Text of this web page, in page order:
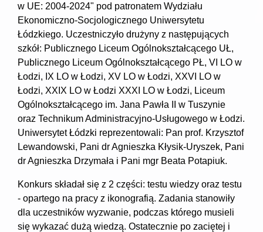
w UE: 2004-2024" pod patronatem Wydziału
Ekonomiczno-Socjologicznego Uniwersytetu
Łódzkiego. Uczestniczyło drużyny z następujących
szkół: Publicznego Liceum Ogólnokształcącego UŁ,
Publicznego Liceum Ogólnokształcącego PŁ, VI LO w
Łodzi, IX LO w Łodzi, XV LO w Łodzi, XXVI LO w
Łodzi, XXIX LO w Łodzi XXXI LO w Łodzi, Liceum
Ogólnokształcącego im. Jana Pawła II w Tuszynie
oraz Technikum Administracyjno-Usługowego w Łodzi.
Uniwersytet Łódzki reprezentowali: Pan prof. Krzysztof
Lewandowski, Pani dr Agnieszka Kłysik-Uryszek, Pani
dr Agnieszka Drzymała i Pani mgr Beata Potapiuk.
Konkurs składał się z 2 części: testu wiedzy oraz testu
- opartego na pracy z ikonografią. Zadania stanowiły
dla uczestników wyzwanie, podczas którego musieli
się wykazać dużą wiedzą. Ostatecznie po zaciętej i